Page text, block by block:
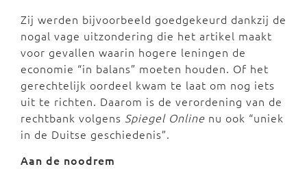
Zij werden bijvoorbeeld goedgekeurd dankzij de
nogal vage uitzondering die het artikel maakt
voor gevallen waarin hogere leningen de
economie “in balans” moeten houden. Of het
gerechtelijk oordeel kwam te laat om nog iets
uit te richten. Daarom is de verordening van de
rechtbank volgens Spiegel Online nu ook “uniek
in de Duitse geschiedenis”.
Aan de noodrem